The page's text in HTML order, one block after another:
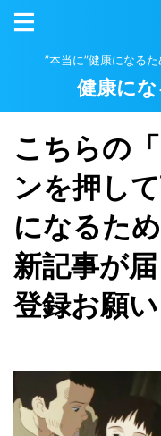
”本当に”健康になる
健康に
こちらの
ンを押し
になるた
新記事が
登録お願い